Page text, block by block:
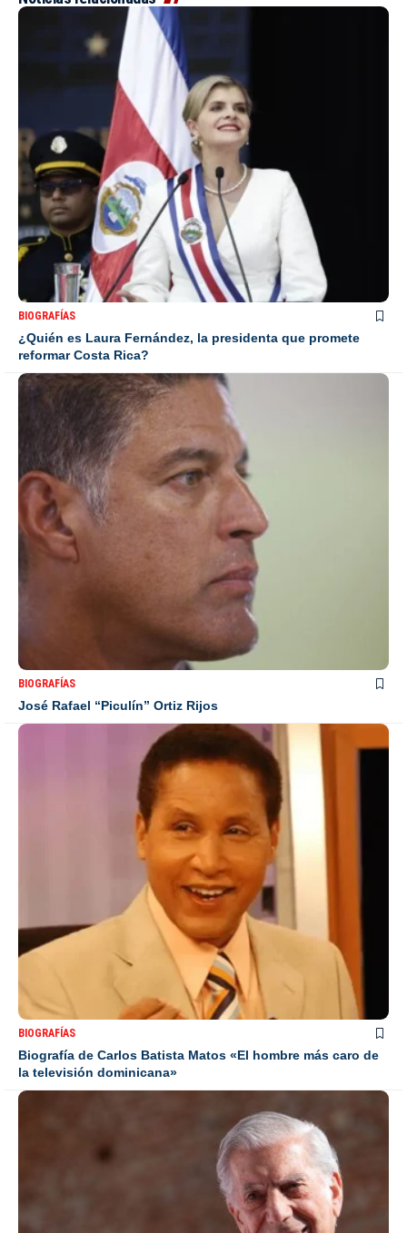
BIOGRAFÍAS
¿Quién es Laura Fernández, la presidenta que promete
reformar Costa Rica?
BIOGRAFÍAS
José Rafael “Piculín” Ortiz Rijos
BIOGRAFÍAS
Biografía de Carlos Batista Matos «El hombre más caro de
la televisión dominicana»